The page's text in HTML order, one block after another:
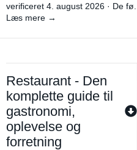
verificeret 4. august 2026 · De fø...
Læs mere →
Restaurant - Den
komplette guide til
gastronomi,
oplevelse og
forretning